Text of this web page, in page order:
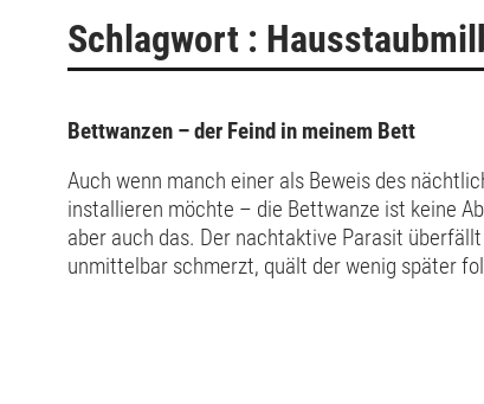
Schlagwort :
Bettwanzen – der Feind in meinem Bett
Auch wenn manch einer als Beweis des
installieren möchte – die Bettwanze ist keine
aber auch das. Der nachtaktive Parasit
unmittelbar schmerzt, quält der wenig später